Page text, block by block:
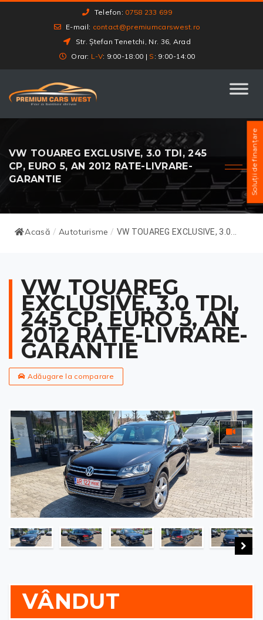
Telefon: 0758 233 699
E-mail: contact@premiumcarswest.ro
Str. Ștefan Tenetchi, Nr. 36, Arad
Orar: L-V: 9:00-18:00 | S : 9:00-14:00
VW TOUAREG EXCLUSIVE, 3.0 TDI, 245
CP, EURO 5, AN 2012 RATE-LIVRARE-
GARANTIE
Acasă / Autoturisme / VW TOUAREG EXCLUSIVE, 3.0...
VW TOUAREG
EXCLUSIVE, 3.0 TDI,
245 CP, EURO 5, AN
2012 RATE-LIVRARE-
GARANTIE
Adăugare la comparare
VÂNDUT
Soluții de finanțare